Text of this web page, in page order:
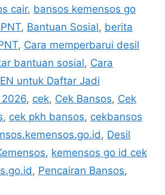
cair, bansos kemensos go
, Bantuan Sosial, berita
, Cara memperbarui desil
bantuan sosial, Cara
untuk Daftar Jadi
2026, cek, Cek Bansos, Cek
, cek pkh bansos, cekbansos
, Desil
, kemensos go id cek
, Pencairan Bansos,